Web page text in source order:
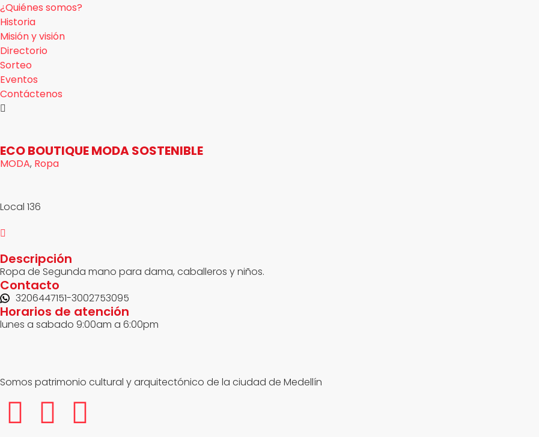
¿Quiénes somos?
Historia
Misión y visión
Directorio
Sorteo
Eventos
Contáctenos
ECO BOUTIQUE MODA SOSTENIBLE
MODA, Ropa
Local 136
Descripción
Ropa de Segunda mano para dama, caballeros y niños.
Contacto
3206447151-3002753095
Horarios de atención
lunes a sabado 9:00am a 6:00pm
Somos patrimonio cultural y arquitectónico de la ciudad de Medellín